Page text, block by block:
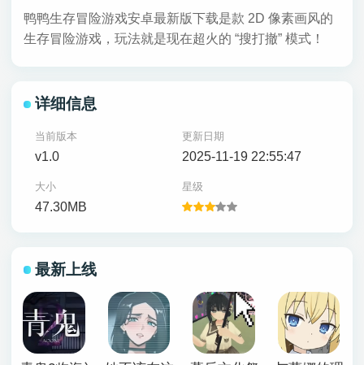
鸭鸭生存冒险游戏安卓最新版下载是款 2D 像素画风的
生存冒险游戏，玩法就是现在超火的 “搜打撤” 模式！
详细信息
当前版本
v1.0
更新日期
2025-11-19 22:55:47
大小
47.30MB
星级
最新上线